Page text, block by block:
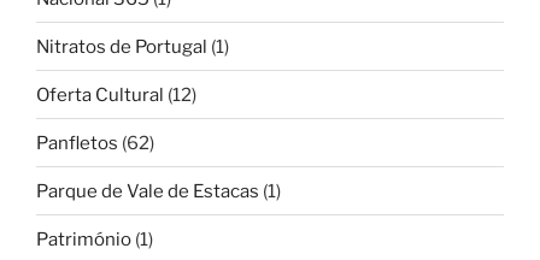
Nitratos de Portugal (1)
Oferta Cultural (12)
Panfletos (62)
Parque de Vale de Estacas (1)
Património (1)